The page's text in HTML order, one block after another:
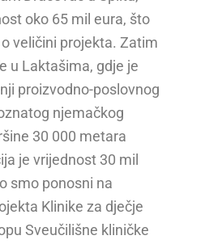
oko 65 mil eura, što
veličini projekta. Zatim
u Laktašima, gdje je
proizvodno-poslovnog
njemačkog
30 000 metara
je vrijednost 30 mil
smo ponosni na
Klinike za dječje
Sveučilišne kliničke